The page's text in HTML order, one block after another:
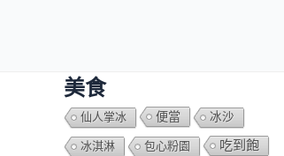
美食
仙人掌冰 便當 冰沙
冰淇淋 包心粉園 吃到飽